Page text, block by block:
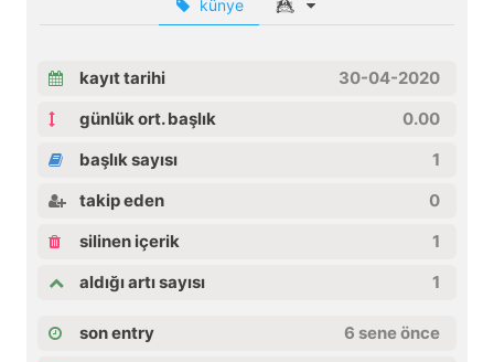
künye
kayıt tarihi
30-04-2020
günlük ort. başlık
0.00
başlık sayısı
1
takip eden
0
silinen içerik
1
aldığı artı sayısı
1
son entry
6 sene önce